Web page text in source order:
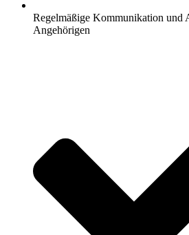
Regelmäßige Kommunikation und
Angehörigen